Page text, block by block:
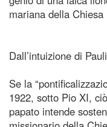
mariana della Chiesa
Dall’intuizione di
Se la
1922, sotto Pio XI,
papato intende